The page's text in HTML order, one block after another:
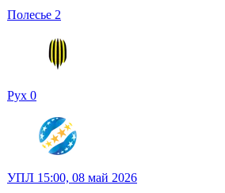
Полесье 2
Рух 0
УПЛ 15:00, 08 май 2026